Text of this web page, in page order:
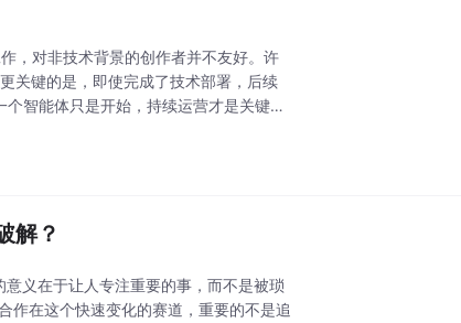
，对非技术背景的创作者并不友好。许
关键的是，即使完成了技术部署，后续
智能体只是开始，持续运营才是关键。
解？
义在于让人专注重要的事，而不是被琐
作在这个快速变化的赛道，重要的不是追